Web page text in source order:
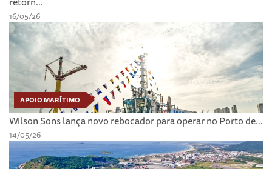
16/05/26
APOIO MARÍTIMO
Wilson Sons lança novo rebocador para operar no Porto de...
14/05/26